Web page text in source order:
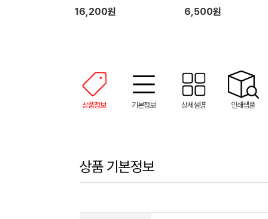
16,200원 6,500원
상품정보 기본정보 상세설명 인쇄샘플
상품 기본정보